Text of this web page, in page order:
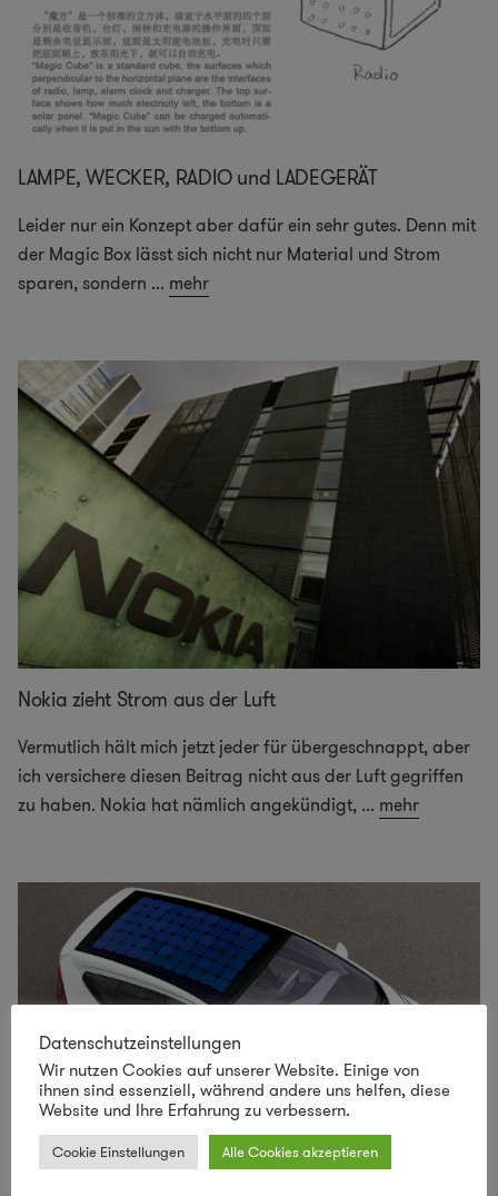
LAMPE, WECKER, RADIO und LADEGERÄT
Leider nur ein Konzept aber dafür ein sehr gutes. Denn mit
der Magic Box lässt sich nicht nur Material und Strom
sparen, sondern ... mehr
Nokia zieht Strom aus der Luft
Vermutlich hält mich jetzt jeder für übergeschnappt, aber
ich versichere diesen Beitrag nicht aus der Luft gegriffen
zu haben. Nokia hat nämlich angekündigt, ... mehr
Datenschutzeinstellungen
Wir nutzen Cookies auf unserer Website. Einige von
ihnen sind essenziell, während andere uns helfen, diese
Website und Ihre Erfahrung zu verbessern.
Cookie Einstellungen Alle Cookies akzeptieren